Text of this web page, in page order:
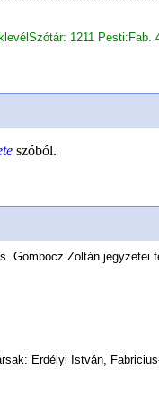
1211 Pesti:Fab.
szóból.
Gombocz Zoltán jegyzetei
Erdélyi István,